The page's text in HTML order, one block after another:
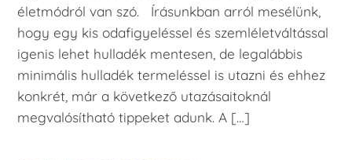
életmódról van szó. Írásunkban arról mesélünk,
hogy egy kis odafigyeléssel és szemléletváltással
igenis lehet hulladék mentesen, de legalábbis
minimális hulladék termeléssel is utazni és ehhez
konkrét, már a következő utazásaitoknál
megvalósítható tippeket adunk. A […]